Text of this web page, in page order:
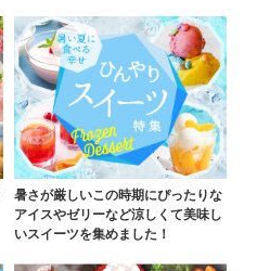
暑さが厳しいこの時期にぴったりな
アイスやゼリーなど涼しくて美味し
いスイーツを集めました！